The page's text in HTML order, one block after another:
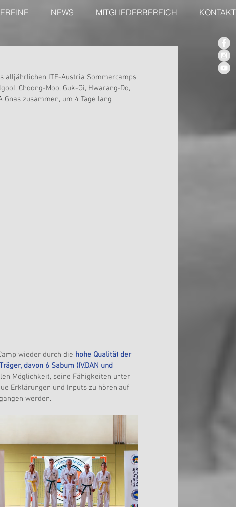
NEWS MITGLIEDERBEREICH KONTAKT
alljährlichen ITF-Austria Sommercamps
Choong-Moo, Guk-Gi, Hwarang-Do,
zusammen, um 4 Tage lang
wieder durch die hohe Qualität der
davon 6 Sabum (IV.DAN und
Möglichkeit, seine Fähigkeiten unter
Erklärungen und Inputs zu hören auf
werden.